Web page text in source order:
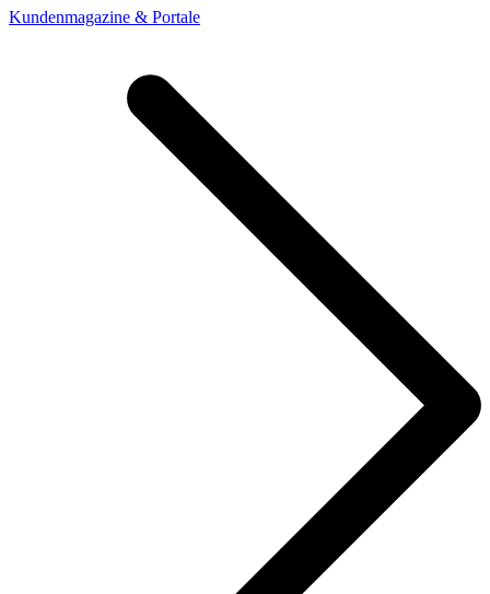
Kundenmagazine & Portale